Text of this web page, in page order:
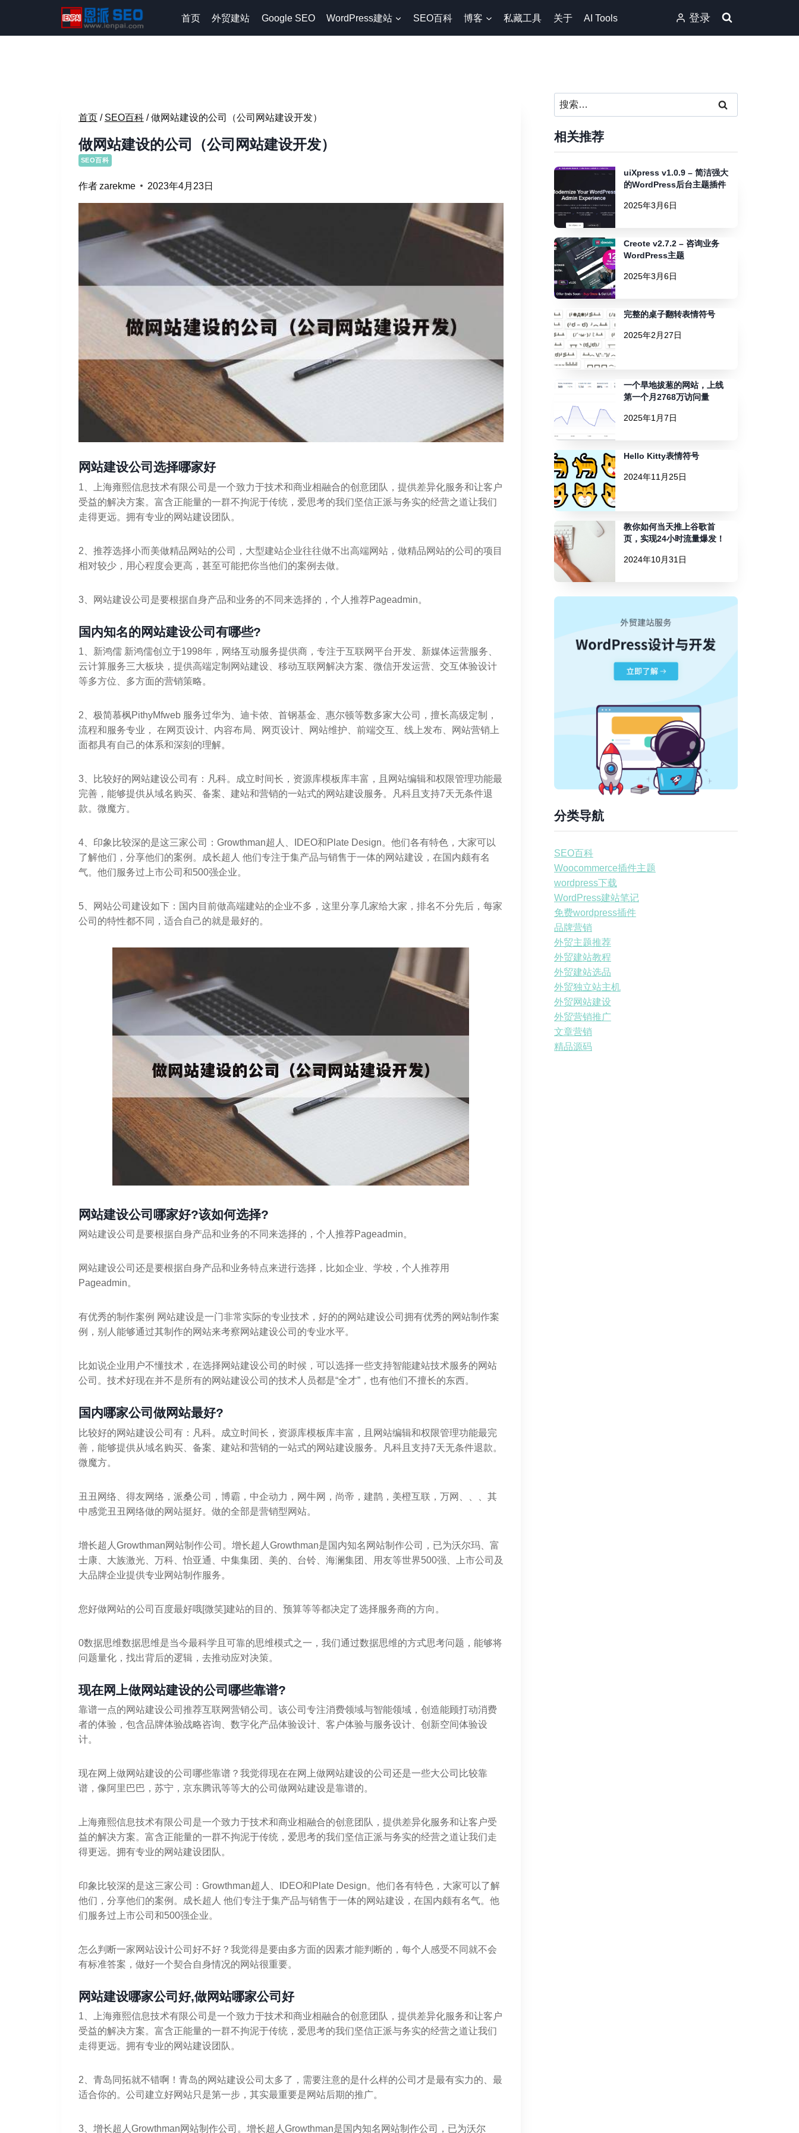
内
首页 外贸建站 Google SEO WordPress建站 SEO百科 博客 私藏工具 关于 AI Tools 登录
首页 / SEO百科 / 做网站建设的公司（公司网站建设开发）
做网站建设的公司（公司网站建设开发）
SEO百科
作者zarekme 2023年4月23日
网站建设公司选择哪家好
1、上海雍熙信息技术有限公司是一个致力于技术和商业相融合的创意团队，提供差异化服务和让客户
受益的解决方案。富含正能量的一群不拘泥于传统，爱思考的我们坚信正派与务实的经营之道让我们
走得更远。拥有专业的网站建设团队。
2、推荐选择小而美做精品网站的公司，大型建站企业往往做不出高端网站，做精品网站的公司的项目
相对较少，用心程度会更高，甚至可能把你当他们的案例去做。
3、网站建设公司是要根据自身产品和业务的不同来选择的，个人推荐Pageadmin。
国内知名的网站建设公司有哪些?
1、新鸿儒 新鸿儒创立于1998年，网络互动服务提供商，专注于互联网平台开发、新媒体运营服务、
云计算服务三大板块，提供高端定制网站建设、移动互联网解决方案、微信开发运营、交互体验设计
等多方位、多方面的营销策略。
2、极简慕枫PithyMfweb 服务过华为、迪卡侬、首钢基金、惠尔顿等数多家大公司，擅长高级定制，
流程和服务专业， 在网页设计、内容布局、网页设计、网站维护、前端交互、线上发布、网站营销上
面都具有自己的体系和深刻的理解。
3、比较好的网站建设公司有：凡科。成立时间长，资源库模板库丰富，且网站编辑和权限管理功能最
完善，能够提供从域名购买、备案、建站和营销的一站式的网站建设服务。凡科且支持7天无条件退
款。微魔方。
4、印象比较深的是这三家公司：Growthman超人、IDEO和Plate Design。他们各有特色，大家可以
了解他们，分享他们的案例。成长超人 他们专注于集产品与销售于一体的网站建设，在国内颇有名
气。他们服务过上市公司和500强企业。
5、网站公司建设如下：国内目前做高端建站的企业不多，这里分享几家给大家，排名不分先后，每家
公司的特性都不同，适合自己的就是最好的。
网站建设公司哪家好?该如何选择?
网站建设公司是要根据自身产品和业务的不同来选择的，个人推荐Pageadmin。
网站建设公司还是要根据自身产品和业务特点来进行选择，比如企业、学校，个人推荐用
Pageadmin。
有优秀的制作案例 网站建设是一门非常实际的专业技术，好的的网站建设公司拥有优秀的网站制作案
例，别人能够通过其制作的网站来考察网站建设公司的专业水平。
比如说企业用户不懂技术，在选择网站建设公司的时候，可以选择一些支持智能建站技术服务的网站
公司。技术好现在并不是所有的网站建设公司的技术人员都是“全才”，也有他们不擅长的东西。
国内哪家公司做网站最好?
比较好的网站建设公司有：凡科。成立时间长，资源库模板库丰富，且网站编辑和权限管理功能最完
善，能够提供从域名购买、备案、建站和营销的一站式的网站建设服务。凡科且支持7天无条件退款。
微魔方。
丑丑网络、得友网络，派桑公司，博霸，中企动力，网牛网，尚帝，建鹊，美橙互联，万网、、、其
中感觉丑丑网络做的网站挺好。做的全部是营销型网站。
增长超人Growthman网站制作公司。增长超人Growthman是国内知名网站制作公司，已为沃尔玛、富
士康、大族激光、万科、怡亚通、中集集团、美的、台铃、海澜集团、用友等世界500强、上市公司及
大品牌企业提供专业网站制作服务。
您好做网站的公司百度最好哦[微笑]建站的目的、预算等等都决定了选择服务商的方向。
0数据思维数据思维是当今最科学且可靠的思维模式之一，我们通过数据思维的方式思考问题，能够将
问题量化，找出背后的逻辑，去推动应对决策。
现在网上做网站建设的公司哪些靠谱?
靠谱一点的网站建设公司推荐互联网营销公司。该公司专注消费领域与智能领域，创造能顾打动消费
者的体验，包含品牌体验战略咨询、数字化产品体验设计、客户体验与服务设计、创新空间体验设
计。
现在网上做网站建设的公司哪些靠谱？我觉得现在在网上做网站建设的公司还是一些大公司比较靠
谱，像阿里巴巴，苏宁，京东腾讯等等大的公司做网站建设是靠谱的。
上海雍熙信息技术有限公司是一个致力于技术和商业相融合的创意团队，提供差异化服务和让客户受
益的解决方案。富含正能量的一群不拘泥于传统，爱思考的我们坚信正派与务实的经营之道让我们走
得更远。拥有专业的网站建设团队。
印象比较深的是这三家公司：Growthman超人、IDEO和Plate Design。他们各有特色，大家可以了解
他们，分享他们的案例。成长超人 他们专注于集产品与销售于一体的网站建设，在国内颇有名气。他
们服务过上市公司和500强企业。
怎么判断一家网站设计公司好不好？我觉得是要由多方面的因素才能判断的，每个人感受不同就不会
有标准答案，做好一个契合自身情况的网站很重要。
网站建设哪家公司好,做网站哪家公司好
1、上海雍熙信息技术有限公司是一个致力于技术和商业相融合的创意团队，提供差异化服务和让客户
受益的解决方案。富含正能量的一群不拘泥于传统，爱思考的我们坚信正派与务实的经营之道让我们
走得更远。拥有专业的网站建设团队。
2、青岛同拓就不错啊！青岛的网站建设公司太多了，需要注意的是什么样的公司才是最有实力的、最
适合你的。公司建立好网站只是第一步，其实最重要是网站后期的推广。
3、增长超人Growthman网站制作公司。增长超人Growthman是国内知名网站制作公司，已为沃尔
搜
索：
相关推荐
uiXpress v1.0.9 – 简洁强大
的WordPress后台主题插件
2025年3月6日
Creote v2.7.2 – 咨询业务
WordPress主题
2025年3月6日
完整的桌子翻转表情符号
2025年2月27日
一个旱地拔葱的网站，上线
第一个月2768万访问量
2025年1月7日
Hello Kitty表情符号
2024年11月25日
教你如何当天推上谷歌首
页，实现24小时流量爆发！
2024年10月31日
分类导航
SEO百科
Woocommerce插件主题
wordpress下载
WordPress建站笔记
免费wordpress插件
品牌营销
外贸主题推荐
外贸建站教程
外贸建站选品
外贸独立站主机
外贸网站建设
外贸营销推广
文章营销
精品源码